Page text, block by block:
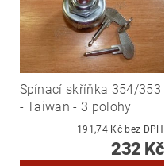
Spínací skříňka 354/353
- Taiwan - 3 polohy
191,74 Kč bez DPH
232 Kč